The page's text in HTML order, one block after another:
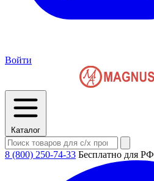
Войти
Каталог
8 (800) 250-74-33 Бесплатно для РФ